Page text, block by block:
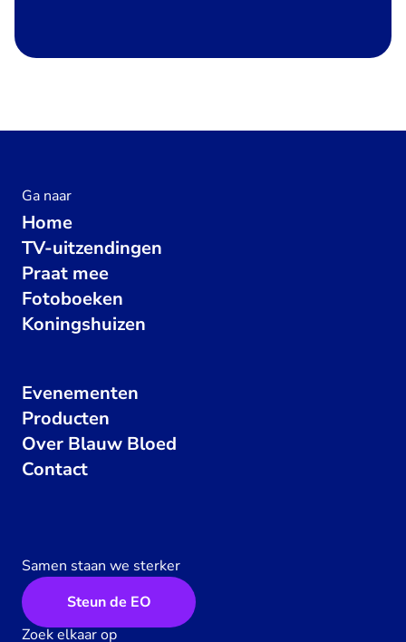
Ga naar
Home
TV-uitzendingen
Praat mee
Fotoboeken
Koningshuizen
Evenementen
Producten
Over Blauw Bloed
Contact
Samen staan we sterker
Steun de EO
Zoek elkaar op